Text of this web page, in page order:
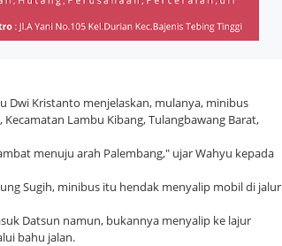
Dwi Kristanto menjelaskan, mulanya, minibus
Lambu Kibang, Tulangbawang Barat,
menuju arah Palembang," ujar Wahyu kepada
Sugih, minibus itu hendak menyalip mobil di jalur
Datsun namun, bukannya menyalip ke lajur
bahu jalan.